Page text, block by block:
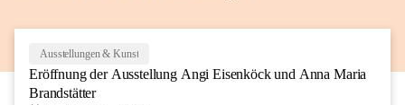
AUG
Ausstellungen & Kunst
Eröffnung der Ausstellung Angi Eisenköck und Anna Maria
Brandstätter